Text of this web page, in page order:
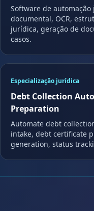
Software de
documental, OCR,
jurídica, geração de
casos.
Especialização jurídica
Debt Collection
Preparation
Automate debt
intake, debt certificate
generation, status